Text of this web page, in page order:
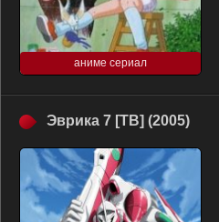
аниме сериал
Эврика 7 [ТВ] (2005)